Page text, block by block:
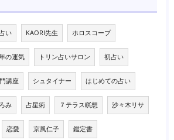
い KAORI先生 ホロスコープ
の運気 トリン占いサロン 初占い
講座 シュタイナー はじめての占い
み 占星術 ７テラス瞑想 沙々木リサ
恋愛 京風仁子 鑑定書